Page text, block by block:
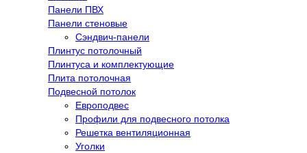
Панели ПВХ
Панели стеновые
Сэндвич-панели
Плинтус потолочный
Плинтуса и комплектующие
Плита потолочная
Подвесной потолок
Европодвес
Профили для подвесного потолка
Решетка вентиляционная
Уголки